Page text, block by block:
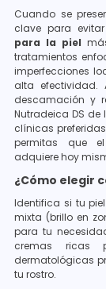
Cuando se
clave para
para la piel
tratamientos
imperfecciones
alta efectividad.
descamación y
Nutradeica DS
clínicas
permitas que
adquiere hoy
¿Cómo elegir
Identifica si tu
mixta (brillo en
para tu
cremas ricas
dermatológicas
tu rostro.